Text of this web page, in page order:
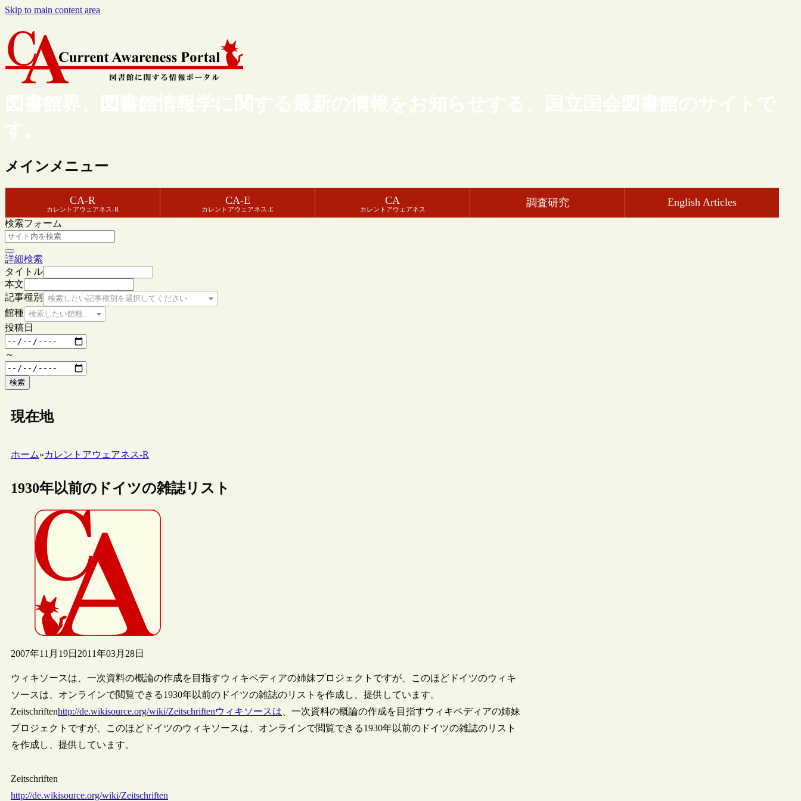
Skip to main content area
図書館界、図書館情報学に関する最新の情報をお知らせする、国立国会図書館のサイトで
す。
メインメニュー
CA-R
カレントアウェアネス-R
CA-E
カレントアウェアネス-E
CA
カレントアウェアネス
調査研究 English Articles
検索フォーム
詳細検索
タイトル
本文
記事種別
検索したい記事種別を選択してください
館種 検索したい館種を選択してください
投稿日
～
検索
現在地
ホーム»カレントアウェアネス-R
1930年以前のドイツの雑誌リスト
2007年11月19日 2011年03月28日
ウィキソースは、一次資料の概論の作成を目指すウィキペディアの姉妹プロジェクトですが、このほどドイツのウィキ
ソースは、オンラインで閲覧できる1930年以前のドイツの雑誌のリストを作成し、提供しています。
Zeitschriftenhttp://de.wikisource.org/wiki/Zeitschriftenウィキソースは 、一次資料の概論の作成を目指すウィキペディアの姉妹
プロジェクトですが、このほどドイツのウィキソースは、オンラインで閲覧できる1930年以前のドイツの雑誌のリスト
を作成し、提供しています。
Zeitschriften
http://de.wikisource.org/wiki/Zeitschriften